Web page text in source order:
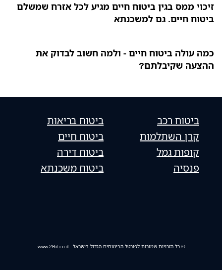
זיכוי ממס בגין ביטוח חיים מגיע לכל אזרח שמשלם
ביטוח חיים. גם למשכנתא
כמה עולה ביטוח חיים - ולמה חשוב לבדוק את
ההצעה שקיבלתם?
ביטוח רכב
קרן השתלמות
קופות גמל
פנסיה
ביטוח בריאות
ביטוח חיים
ביטוח דירה
ביטוח משכנתא
© כל הזכויות שמורות לפורטל הביטוחים הגדול בישראל - www.2Bit.co.il